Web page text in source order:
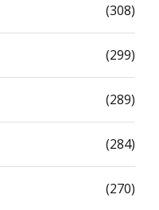
(308)
(299)
(289)
(284)
(270)